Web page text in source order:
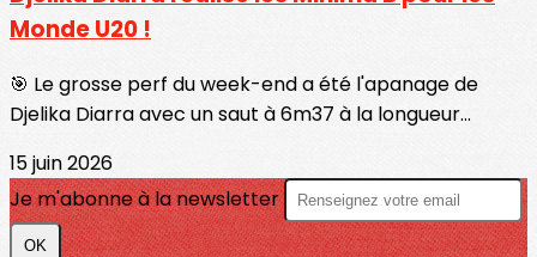
Monde U20 !
🎯 Le grosse perf du week-end a été l'apanage de
Djelika Diarra avec un saut à 6m37 à la longueur...
15 juin 2026
Je m'abonne à la newsletter
OK